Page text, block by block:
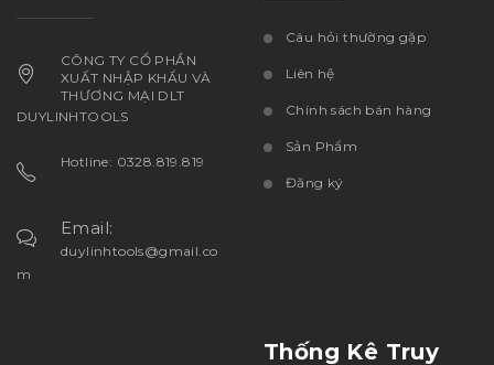
CÔNG TY CỔ PHẦN
XUẤT NHẬP KHẨU VÀ
THƯƠNG MẠI DLT
DUYLINHTOOLS
Hotline: 0328.819.819
Email:
duylinhtools@gmail.co
m
Câu hỏi thường gặp
Liên hệ
Chính sách bán hàng
Sản Phẩm
Đăng ký
Thống Kê Truy